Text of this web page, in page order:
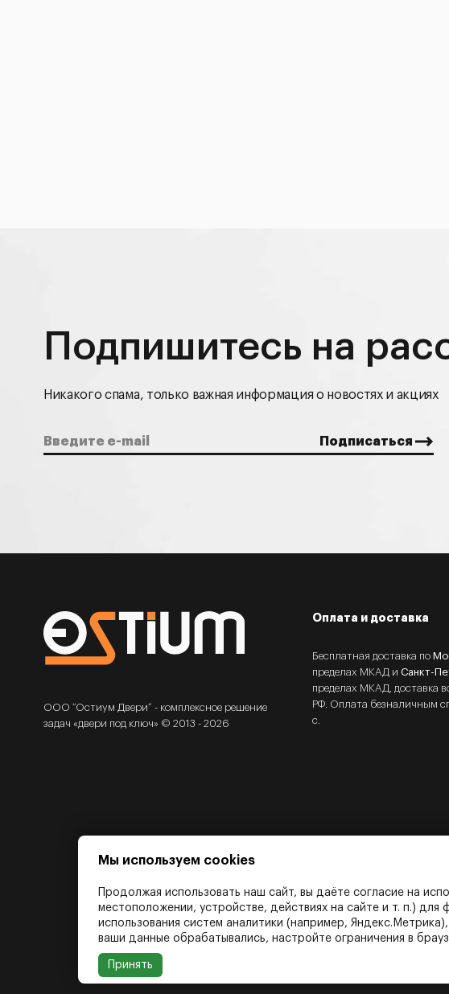
Подпишитесь на
Никакого спама, только важная информация о новостях и акциях
ООО “Остиум Двери” - комплексное решение
задач «двери под ключ» © 2013 - 2026
Оплата и доставка
Бесплатная доставка по
пределах МКАД и Санкт-
пределах МКАД, доставка
РФ. Оплата безналичным
с.
Мы используем cookies
Продолжая использовать наш сайт, вы даёте согласие на
местоположении, устройстве, действиях на сайте и т. п.) для
использования систем аналитики (например,
ваши данные обрабатывались, настройте ограничения в
Принять